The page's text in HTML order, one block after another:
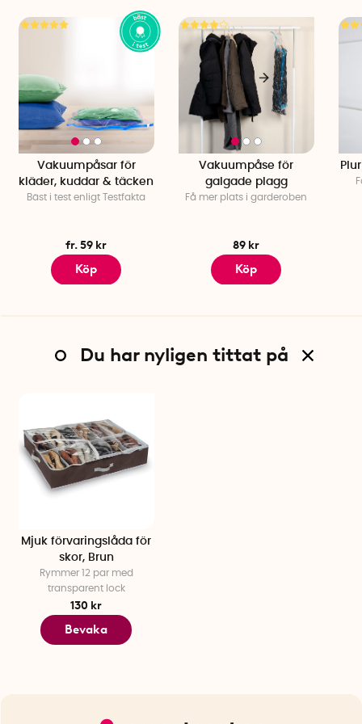
Kapacitet: 12 par skor
Färg: Brun med transparent lock
Vakuumpåsar för
kläder, kuddar & täcken
Bäst i test enligt Testfakta
fr. 59 kr
Köp
Vakuumpåse för
galgade plagg
Få mer plats i garderoben
89 kr
Köp
Du har nyligen tittat på
Mjuk förvaringslåda för
skor, Brun
Rymmer 12 par med
transparent lock
130 kr
Bevaka